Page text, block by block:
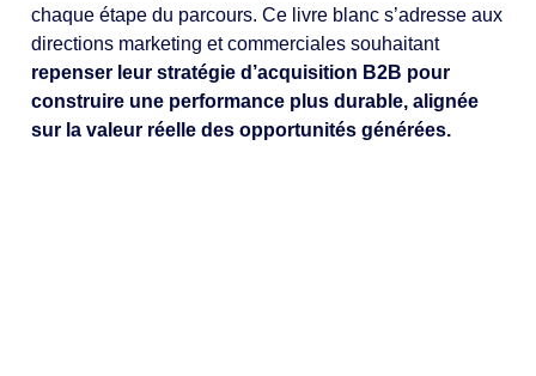
chaque étape du parcours. Ce livre blanc s’adresse aux
directions marketing et commerciales souhaitant
repenser leur stratégie d’acquisition B2B pour
construire une performance plus durable, alignée
sur la valeur réelle des opportunités générées.